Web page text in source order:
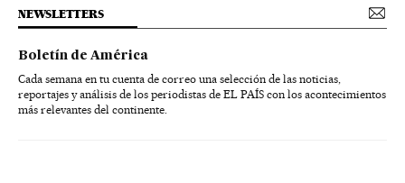
NEWSLETTERS
Boletín de América
Cada semana en tu cuenta de correo una selección de las noticias,
reportajes y análisis de los periodistas de EL PAÍS con los acontecimientos
más relevantes del continente.